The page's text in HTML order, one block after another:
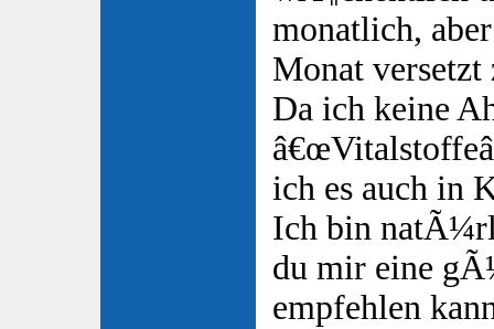
monatlich,
Monat versetzt
Da ich keine
ich es auch in
Ich bin
du mir eine
empfehlen